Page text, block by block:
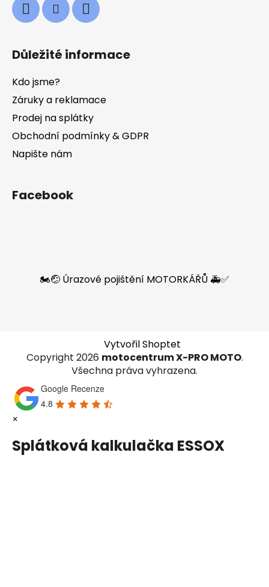
Důležité informace
Kdo jsme?
Záruky a reklamace
Prodej na splátky
Obchodní podmínky & GDPR
Napište nám
Facebook
🏍️🤕 Úrazové pojištění MOTORKÁŘŮ 🚑✅
Vytvořil Shoptet
Copyright 2026 motocentrum X-PRO MOTO.
Všechna práva vyhrazena.
Google Recenze
4.8
×
Splátková kalkulačka ESSOX